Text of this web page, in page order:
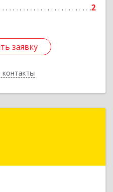
2
заявку
контакты
заявку